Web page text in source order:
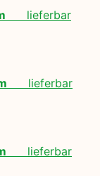
lieferbar
lieferbar
lieferbar